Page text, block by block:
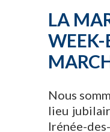
LA
WEEK-
Nous
lieu
Irénée-